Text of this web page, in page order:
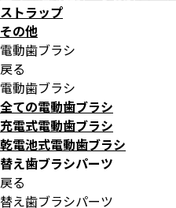
ストラップ
その他
電動歯ブラシ
戻る
電動歯ブラシ
全ての電動歯ブラシ
充電式電動歯ブラシ
乾電池式電動歯ブラシ
替え歯ブラシパーツ
戻る
替え歯ブラシパーツ